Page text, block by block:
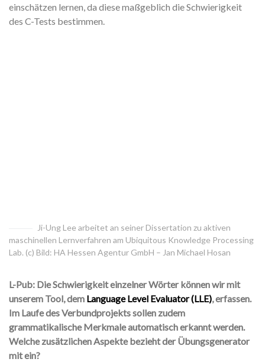
einschätzen lernen, da diese maßgeblich die Schwierigkeit
des C-Tests bestimmen.
Ji-Ung Lee arbeitet an seiner Dissertation zu aktiven
maschinellen Lernverfahren am Ubiquitous Knowledge Processing
Lab. (c) Bild: HA Hessen Agentur GmbH – Jan Michael Hosan
L-Pub: Die Schwierigkeit einzelner Wörter können wir mit
unserem Tool, dem Language Level Evaluator (LLE), erfassen.
Im Laufe des Verbundprojekts sollen zudem
grammatikalische Merkmale automatisch erkannt werden.
Welche zusätzlichen Aspekte bezieht der Übungsgenerator
mit ein?